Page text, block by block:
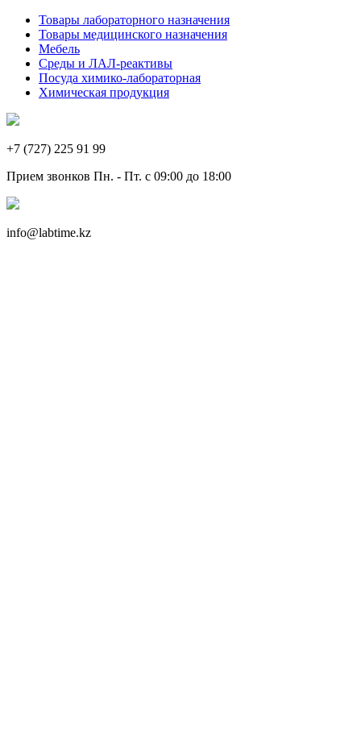
Товары лабораторного назначения
Товары медицинского назначения
Мебель
Среды и ЛАЛ-реактивы
Посуда химико-лабораторная
Химическая продукция
+7 (727) 225 91 99
Прием звонков Пн. - Пт. с 09:00 до 18:00
info@labtime.kz